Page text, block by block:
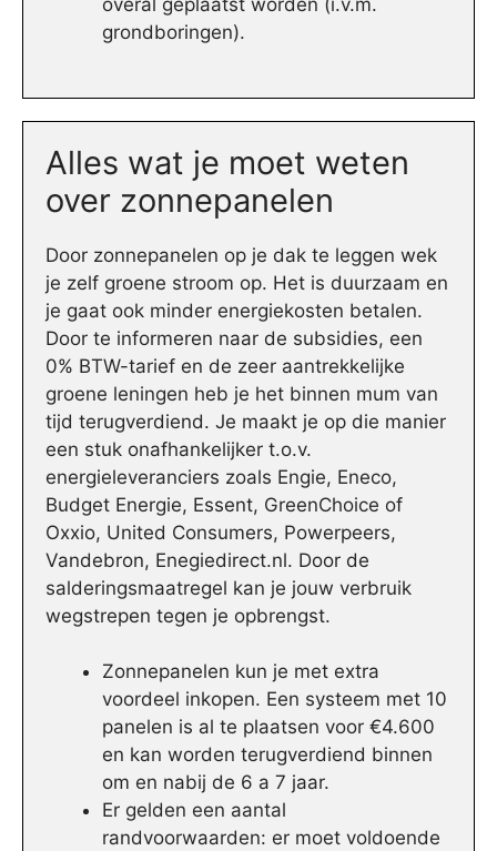
overal geplaatst worden (i.v.m.
grondboringen).
Alles wat je moet weten
over zonnepanelen
Door zonnepanelen op je dak te leggen wek
je zelf groene stroom op. Het is duurzaam en
je gaat ook minder energiekosten betalen.
Door te informeren naar de subsidies, een
0% BTW-tarief en de zeer aantrekkelijke
groene leningen heb je het binnen mum van
tijd terugverdiend. Je maakt je op die manier
een stuk onafhankelijker t.o.v.
energieleveranciers zoals Engie, Eneco,
Budget Energie, Essent, GreenChoice of
Oxxio, United Consumers, Powerpeers,
Vandebron, Enegiedirect.nl. Door de
salderingsmaatregel kan je jouw verbruik
wegstrepen tegen je opbrengst.
Zonnepanelen kun je met extra
voordeel inkopen. Een systeem met 10
panelen is al te plaatsen voor €4.600
en kan worden terugverdiend binnen
om en nabij de 6 a 7 jaar.
Er gelden een aantal
randvoorwaarden: er moet voldoende